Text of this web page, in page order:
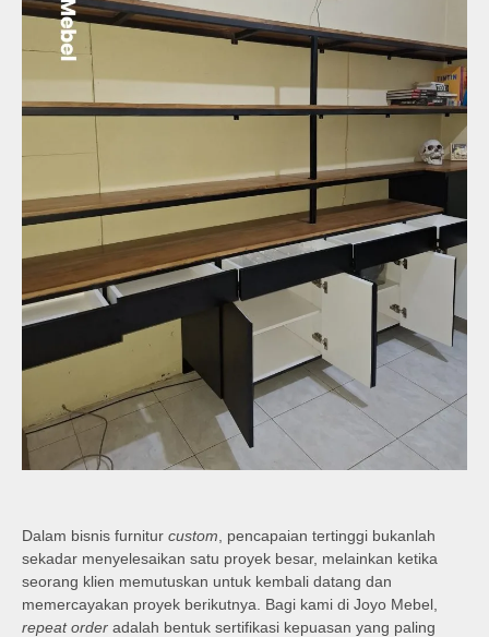
Dalam bisnis furnitur custom , pencapaian tertinggi bukanlah
sekadar menyelesaikan satu proyek besar, melainkan ketika
seorang klien memutuskan untuk kembali datang dan
memercayakan proyek berikutnya. Bagi kami di Joyo Mebel,
repeat order adalah bentuk sertifikasi kepuasan yang paling